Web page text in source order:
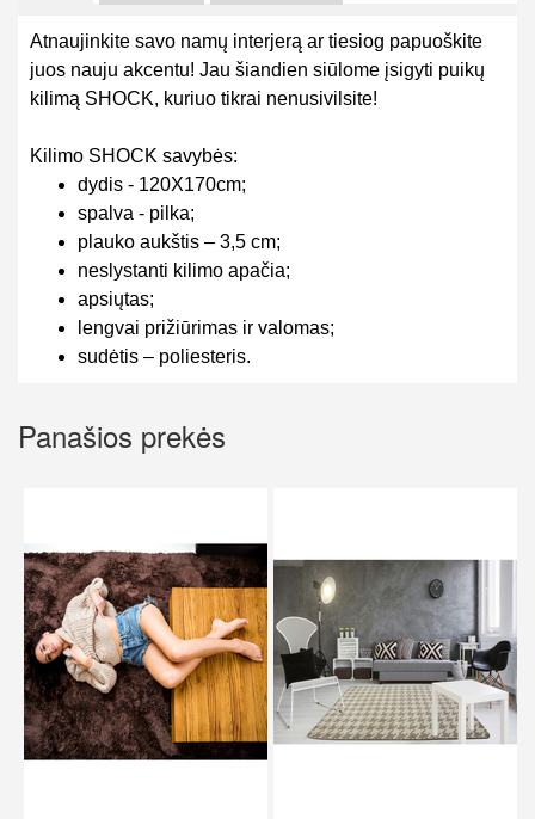
Atnaujinkite savo namų interjerą ar tiesiog papuoškite
juos nauju akcentu! Jau šiandien siūlome įsigyti puikų
kilimą SHOCK, kuriuo tikrai nenusivilsite!
Kilimo SHOCK savybės:
dydis - 120X170cm;
spalva - pilka;
plauko aukštis – 3,5 cm;
neslystanti kilimo apačia;
apsiųtas;
lengvai prižiūrimas ir valomas;
sudėtis – poliesteris.
Panašios prekės